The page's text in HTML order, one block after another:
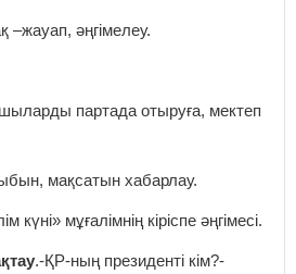
–жауап, әңгімелеу.
партада отыруға, мектеп
мақсатын хабарлау.
күні» мұғалімнің кіріспе әңгімесі.
.-ҚР-ның президенті кім?-